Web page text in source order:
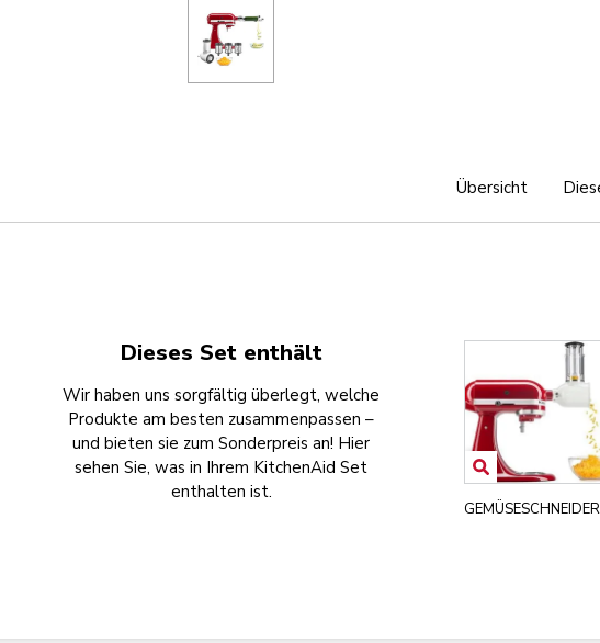
Übersicht
Dieses Set enthält
Wir haben uns sorgfältig überlegt, welche
Produkte am besten zusammenpassen –
und bieten sie zum Sonderpreis an! Hier
sehen Sie, was in Ihrem KitchenAid Set
enthalten ist.
GEMÜSESCHNEIDER